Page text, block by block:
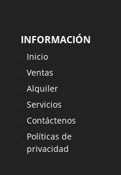
INFORMACIÓN
Inicio
Ventas
Alquiler
Servicios
Contáctenos
Políticas de
privacidad